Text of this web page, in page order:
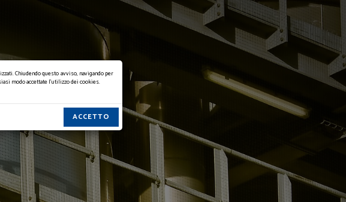
Chiudendo questo avviso, navigando per
modo accettate l'utilizzo dei cookies.
ACCETTO